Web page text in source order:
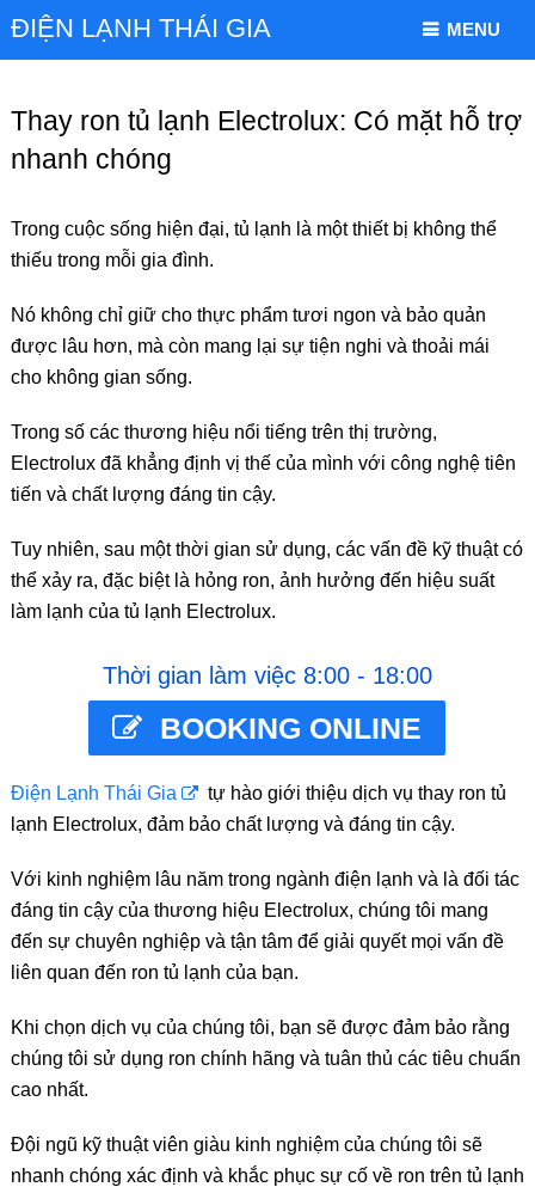
ĐIỆN LẠNH THÁI GIA MENU
Thay ron tủ lạnh Electrolux: Có mặt hỗ trợ
nhanh chóng
Trong cuộc sống hiện đại, tủ lạnh là một thiết bị không thể
thiếu trong mỗi gia đình.
Nó không chỉ giữ cho thực phẩm tươi ngon và bảo quản
được lâu hơn, mà còn mang lại sự tiện nghi và thoải mái
cho không gian sống.
Trong số các thương hiệu nổi tiếng trên thị trường,
Electrolux đã khẳng định vị thế của mình với công nghệ tiên
tiến và chất lượng đáng tin cậy.
Tuy nhiên, sau một thời gian sử dụng, các vấn đề kỹ thuật có
thể xảy ra, đặc biệt là hỏng ron, ảnh hưởng đến hiệu suất
làm lạnh của tủ lạnh Electrolux.
Thời gian làm việc 8:00 - 18:00
BOOKING ONLINE
Điện Lạnh Thái Gia
tự hào giới thiệu dịch vụ thay ron tủ
lạnh Electrolux, đảm bảo chất lượng và đáng tin cậy.
Với kinh nghiệm lâu năm trong ngành điện lạnh và là đối tác
đáng tin cậy của thương hiệu Electrolux, chúng tôi mang
đến sự chuyên nghiệp và tận tâm để giải quyết mọi vấn đề
liên quan đến ron tủ lạnh của bạn.
Khi chọn dịch vụ của chúng tôi, bạn sẽ được đảm bảo rằng
chúng tôi sử dụng ron chính hãng và tuân thủ các tiêu chuẩn
cao nhất.
Đội ngũ kỹ thuật viên giàu kinh nghiệm của chúng tôi sẽ
nhanh chóng xác định và khắc phục sự cố về ron trên tủ lạnh